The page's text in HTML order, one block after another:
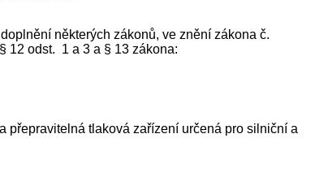
některých zákonů, ve znění zákona č.
12 odst. 1 a 3 a § 13 zákona:
přepravitelná tlaková zařízení určená pro silniční a